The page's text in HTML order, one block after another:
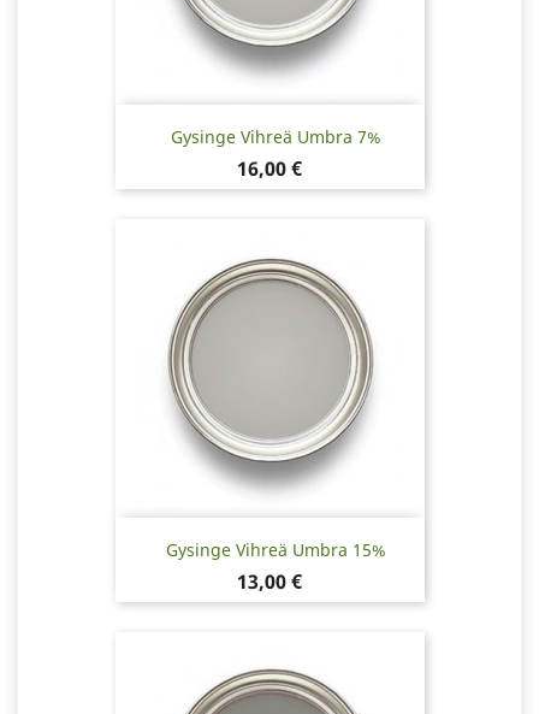
Gysinge Vihreä Umbra 7%
Hinta
16,00 €
Gysinge Vihreä Umbra 15%
Hinta
13,00 €